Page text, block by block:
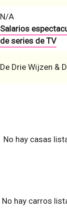
N/A
Salarios
de series de TV
De Drie Wijzen &
No hay casas
No hay carros